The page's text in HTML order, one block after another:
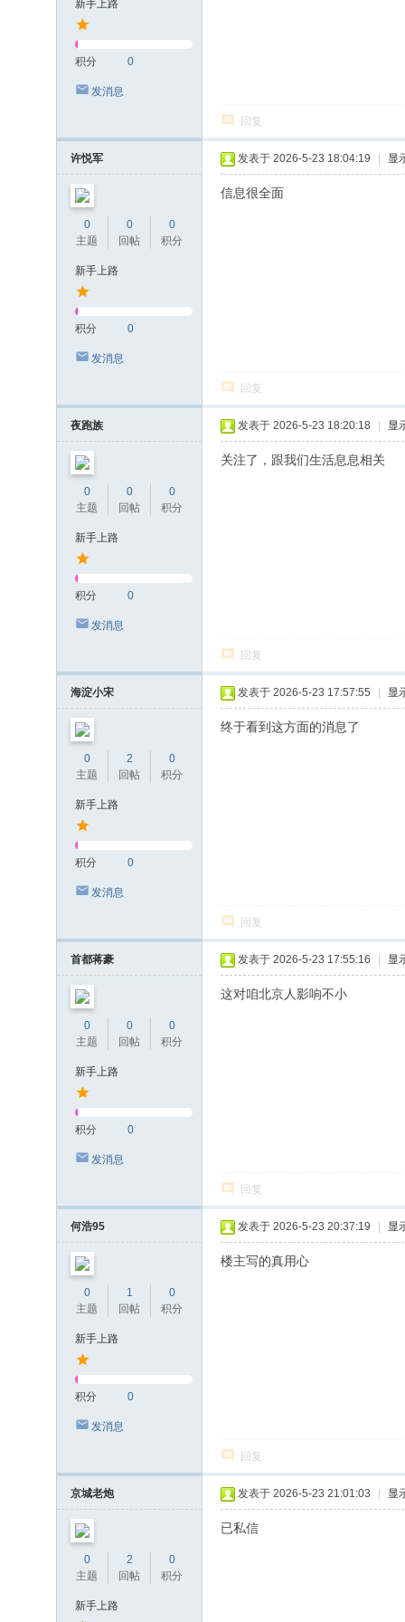
新手上路
积分 0
发消息
回复
许悦军
0
主题
0
回帖
0
积分
新手上路
积分 0
发消息
发表于 2026-5-23 18:04:19 显
信息很全面
回复
夜跑族
0
主题
0
回帖
0
积分
新手上路
积分 0
发消息
发表于 2026-5-23 18:20:18 显
关注了，跟我们生活息息相关
回复
海淀小宋
0
主题
2
回帖
0
积分
新手上路
积分 0
发消息
发表于 2026-5-23 17:57:55 显
终于看到这方面的消息了
回复
首都蒋豪
0
主题
0
回帖
0
积分
新手上路
积分 0
发消息
发表于 2026-5-23 17:55:16 显
这对咱北京人影响不小
回复
何浩95
0
主题
1
回帖
0
积分
新手上路
积分 0
发消息
发表于 2026-5-23 20:37:19 显
楼主写的真用心
回复
京城老炮
0
主题
2
回帖
0
积分
新手上路
发表于 2026-5-23 21:01:03 显
已私信